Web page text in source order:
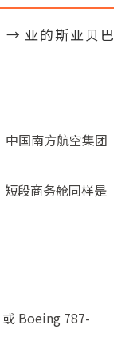
→ 亚的斯亚贝巴
国南方航空集团
段商务舱同样是
Boeing 787-